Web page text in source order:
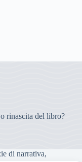
rinascita del libro?
di narrativa,